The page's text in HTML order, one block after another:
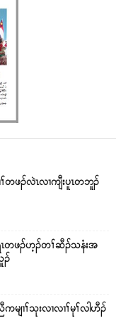
တဖၣ်လဲၤလၢကျီးပူၤတဘူၣ်
ၤတဖၣ်ဟ့ၣ်တၢ်ဆီၣ်သနံးအ
ၣ်
ၢၢ်သုးလၢလၢၢ်မုၢ်လါဟီၣ်